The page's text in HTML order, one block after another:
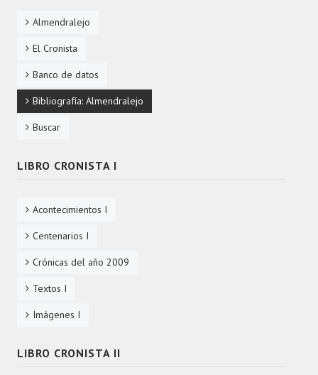
Almendralejo
El Cronista
Banco de datos
Bibliografía: Almendralejo
Buscar
LIBRO CRONISTA I
Acontecimientos I
Centenarios I
Crónicas del año 2009
Textos I
Imágenes I
LIBRO CRONISTA II